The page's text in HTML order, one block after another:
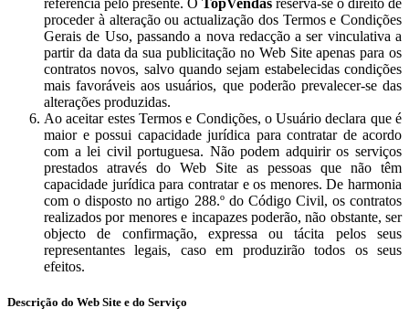
referência pelo presente. O TopVendas reserva-se o direito de
proceder à alteração ou actualização dos Termos e Condições
Gerais de Uso, passando a nova redacção a ser vinculativa a
partir da data da sua publicitação no Web Site apenas para os
contratos novos, salvo quando sejam estabelecidas condições
mais favoráveis aos usuários, que poderão prevalecer-se das
alterações produzidas.
Ao aceitar estes Termos e Condições, o Usuário declara que é
maior e possui capacidade jurídica para contratar de acordo
com a lei civil portuguesa. Não podem adquirir os serviços
prestados através do Web Site as pessoas que não têm
capacidade jurídica para contratar e os menores. De harmonia
com o disposto no artigo 288.º do Código Civil, os contratos
realizados por menores e incapazes poderão, não obstante, ser
objecto de confirmação, expressa ou tácita pelos seus
representantes legais, caso em produzirão todos os seus
efeitos.
Descrição do Web Site e do Serviço